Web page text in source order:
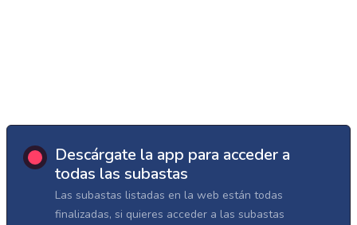
Descárgate la app para acceder a
todas las subastas
Las subastas listadas en la web están todas
finalizadas, si quieres acceder a las subastas